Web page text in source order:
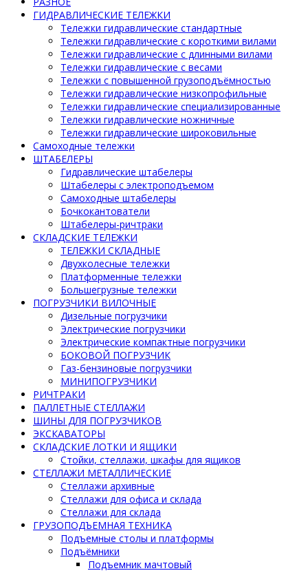
ГИДРАВЛИЧЕСКИЕ ТЕЛЕЖКИ
Тележки гидравлические стандартные
Тележки гидравлические с короткими вилами
Тележки гидравлические с длинными вилами
Тележки гидравлические с весами
Тележки с повышенной грузоподъёмностью
Тележки гидравлические низкопрофильные
Тележки гидравлические специализированные
Тележки гидравлические ножничные
Тележки гидравлические широковильные
Самоходные тележки
ШТАБЕЛЕРЫ
Гидравлические штабелеры
Штабелеры с электроподъемом
Самоходные штабелеры
Бочкокантователи
Штабелеры-ричтраки
СКЛАДСКИЕ ТЕЛЕЖКИ
ТЕЛЕЖКИ СКЛАДНЫЕ
Двухколесные тележки
Платформенные тележки
Большегрузные тележки
ПОГРУЗЧИКИ ВИЛОЧНЫЕ
Дизельные погрузчики
Электрические погрузчики
Электрические компактные погрузчики
БОКОВОЙ ПОГРУЗЧИК
Газ-бензиновые погрузчики
МИНИПОГРУЗЧИКИ
РИЧТРАКИ
ПАЛЛЕТНЫЕ СТЕЛЛАЖИ
ШИНЫ ДЛЯ ПОГРУЗЧИКОВ
ЭКСКАВАТОРЫ
СКЛАДСКИЕ ЛОТКИ И ЯЩИКИ
Стойки, стеллажи, шкафы для ящиков
СТЕЛЛАЖИ МЕТАЛЛИЧЕСКИЕ
Стеллажи архивные
Стеллажи для офиса и склада
Стеллажи для склада
ГРУЗОПОДЪЕМНАЯ ТЕХНИКА
Подъемные столы и платформы
Подъёмники
Подъемник мачтовый